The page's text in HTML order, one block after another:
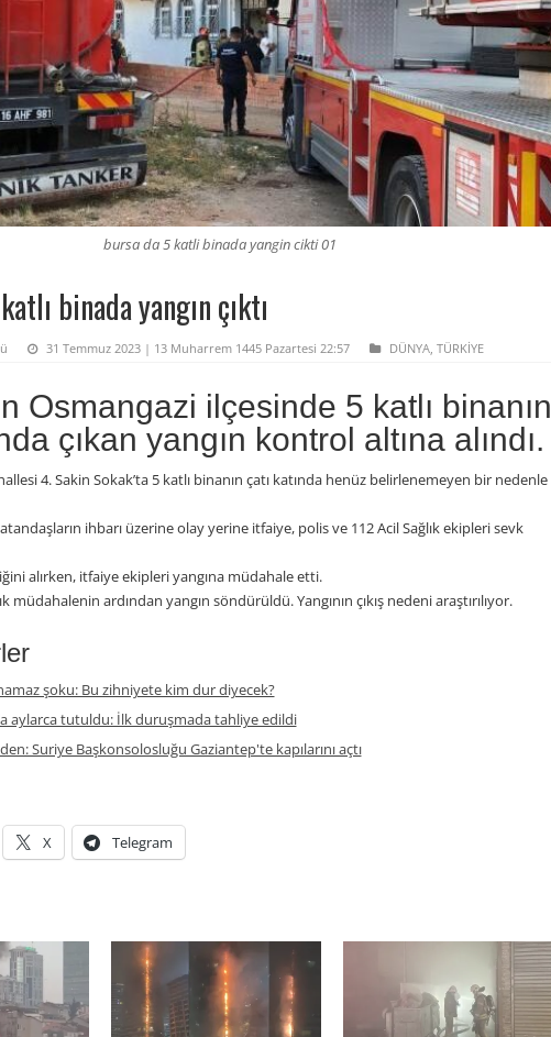
bursa da 5 katli binada yangin cikti 01
binada yangın çıktı
31 Temmuz 2023 | 13 Muharrem 1445 Pazartesi 22:57 DÜNYA, TÜRKİYE
Osmangazi ilçesinde 5 katlı binanın
çıkan yangın kontrol altına alındı.
4. Sakin Sokak’ta 5 katlı binanın çatı katında henüz belirlenemeyen bir nedenle
ihbarı üzerine olay yerine itfaiye, polis ve 112 Acil Sağlık ekipleri sevk
alırken, itfaiye ekipleri yangına müdahale etti.
müdahalenin ardından yangın söndürüldü. Yangının çıkış nedeni araştırılıyor.
şoku: Bu zihniyete kim dur diyecek?
aylarca tutuldu: İlk duruşmada tahliye edildi
Suriye Başkonsolosluğu Gaziantep'te kapılarını açtı
X Telegram